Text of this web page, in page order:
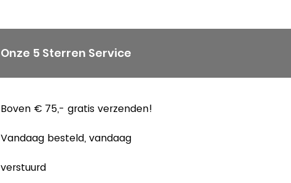
Onze 5 Sterren Service
Boven € 75,- gratis verzenden!
Vandaag besteld, vandaag
verstuurd